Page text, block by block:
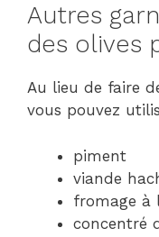
Autres
des olives
Au lieu de faire
vous pouvez
piment
viande
fromage à
concentré